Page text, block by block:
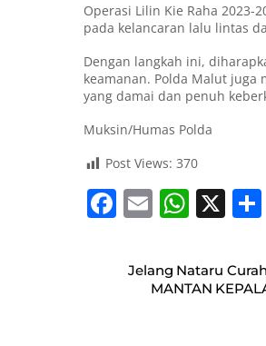
Operasi Lilin Kie Raha
pada kelancaran lalu lintas
Dengan langkah ini,
keamanan. Polda Malut juga
yang damai dan penuh
Muksin/Humas Polda
Post Views: 370
F
c
E
ai
l
W
at
s
X
Jelang Nataru
MANTAN